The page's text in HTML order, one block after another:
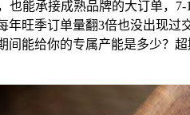
能承接成熟品牌的大订单，
旺季订单量翻3倍也没出现
间能给你的专属产能是多少